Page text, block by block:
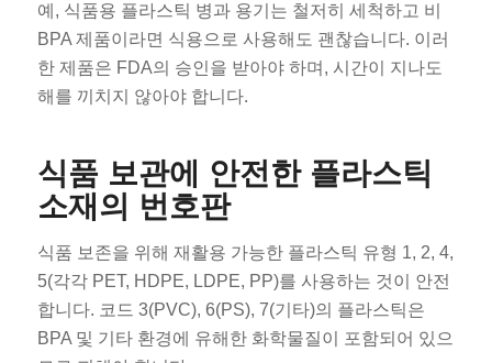
예, 식품용 플라스틱 병과 용기는 철저히 세척하고 비
BPA 제품이라면 식용으로 사용해도 괜찮습니다. 이러
한 제품은 FDA의 승인을 받아야 하며, 시간이 지나도
해를 끼치지 않아야 합니다.
식품 보관에 안전한 플라스틱
소재의 번호판
식품 보존을 위해 재활용 가능한 플라스틱 유형 1, 2, 4,
5(각각 PET, HDPE, LDPE, PP)를 사용하는 것이 안전
합니다. 코드 3(PVC), 6(PS), 7(기타)의 플라스틱은
BPA 및 기타 환경에 유해한 화학물질이 포함되어 있으